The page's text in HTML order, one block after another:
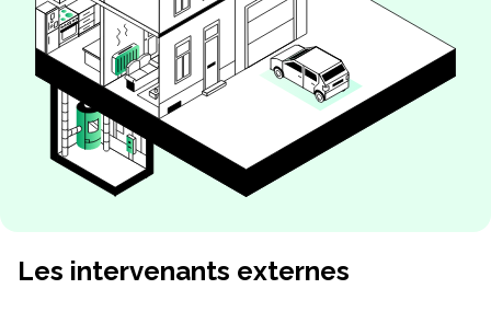
Les intervenants externes